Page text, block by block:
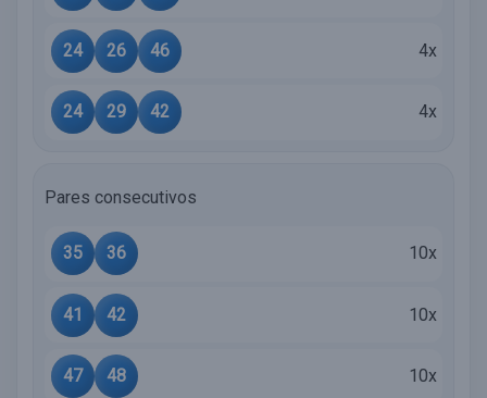
24 26 46 4x
24 29 42 4x
Pares consecutivos
35 36 10x
41 42 10x
47 48 10x